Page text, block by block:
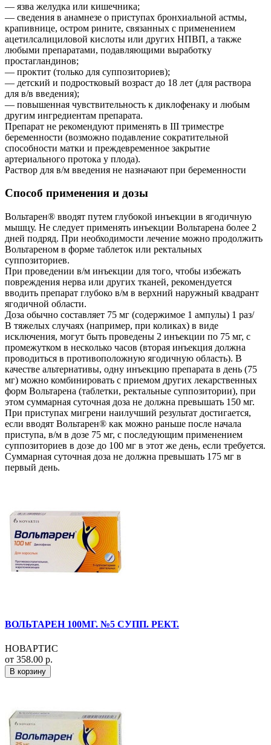
— язва желудка или кишечника;
— сведения в анамнезе о приступах бронхиальной астмы,
крапивнице, остром рините, связанных с применением
ацетилсалициловой кислоты или других НПВП, а также
любыми препаратами, подавляющими выработку
простагландинов;
— проктит (только для суппозиториев);
— детский и подростковый возраст до 18 лет (для раствора
для в/в введения);
— повышенная чувствительность к диклофенаку и любым
другим ингредиентам препарата.
Препарат не рекомендуют применять в III триместре
беременности (возможно подавление сократительной
способности матки и преждевременное закрытие
артериального протока у плода).
Раствор для в/м введения не назначают при беременности
Способ применения и дозы
Вольтарен® вводят путем глубокой инъекции в ягодичную
мышцу. Не следует применять инъекции Вольтарена более 2
дней подряд. При необходимости лечение можно продолжить
Вольтареном в форме таблеток или ректальных
суппозиториев.
При проведении в/м инъекции для того, чтобы избежать
повреждения нерва или других тканей, рекомендуется
вводить препарат глубоко в/м в верхний наружный квадрант
ягодичной области.
Доза обычно составляет 75 мг (содержимое 1 ампулы) 1 раз/
В тяжелых случаях (например, при коликах) в виде
исключения, могут быть проведены 2 инъекции по 75 мг, с
промежутком в несколько часов (вторая инъекция должна
проводиться в противоположную ягодичную область). В
качестве альтернативы, одну инъекцию препарата в день (75
мг) можно комбинировать с приемом других лекарственных
форм Вольтарена (таблетки, ректальные суппозитории), при
этом суммарная суточная доза не должна превышать 150 мг.
При приступах мигрени наилучший результат достигается,
если вводят Вольтарен® как можно раньше после начала
приступа, в/м в дозе 75 мг, с последующим применением
суппозиториев в дозе до 100 мг в этот же день, если требуется.
Суммарная суточная доза не должна превышать 175 мг в
первый день.
ВОЛЬТАРЕН 100МГ. №5 СУПП. РЕКТ.
НОВАРТИС
от 358.00 р.
В корзину